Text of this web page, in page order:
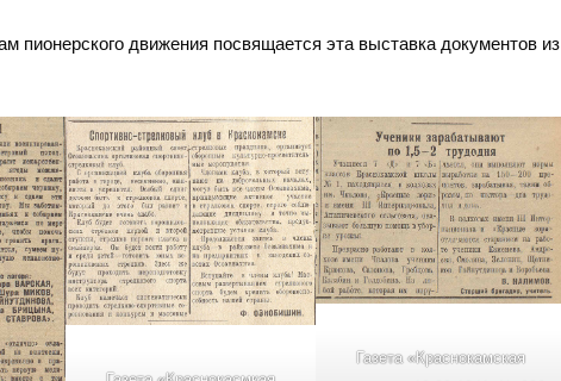
пионерского движения посвящается эта выставка документов из
Газета «Краснокамская